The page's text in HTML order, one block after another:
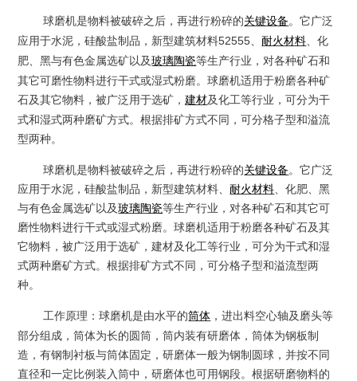
球磨机是物料被破碎之后，再进行粉碎的关键设备 。它广泛
应用于水泥，硅酸盐制品，新型建筑材料52555 、耐火材料 、化
肥、黑与有色金属选矿以及玻璃陶瓷等生产行业，对各种矿石和
其它可磨性物料进行干式或湿式粉磨。球磨机适用于粉磨各种矿
石及其它物料，被广泛用于选矿，建材及化工等行业，可分为干
式和湿式两种磨矿方式。根据排矿方式不同，可分格子型和溢流
型两种。
球磨机是物料被破碎之后，再进行粉碎的关键设备。它广泛
应用于水泥，硅酸盐制品，新型建筑材料、耐火材料 、化肥、黑
与有色金属选矿以及玻璃陶瓷等生产行业，对各种矿石和其它可
磨性物料进行干式或湿式粉磨。球磨机适用于粉磨各种矿石及其
它物料，被广泛用于选矿，建材及化工等行业，可分为干式和湿
式两种磨矿方式。根据排矿方式不同，可分格子型和溢流型两
种。
工作原理：球磨机是由水平的筒体 ，进出料空心轴及磨头等
部分组成，筒体为长的圆筒，筒内装有研磨体，筒体为钢板制
造，有钢制衬板与筒体固定，研磨体一般为钢制圆球，并按不同
直径和一定比例装入筒中，研磨体也可用钢段。根据研磨物料的